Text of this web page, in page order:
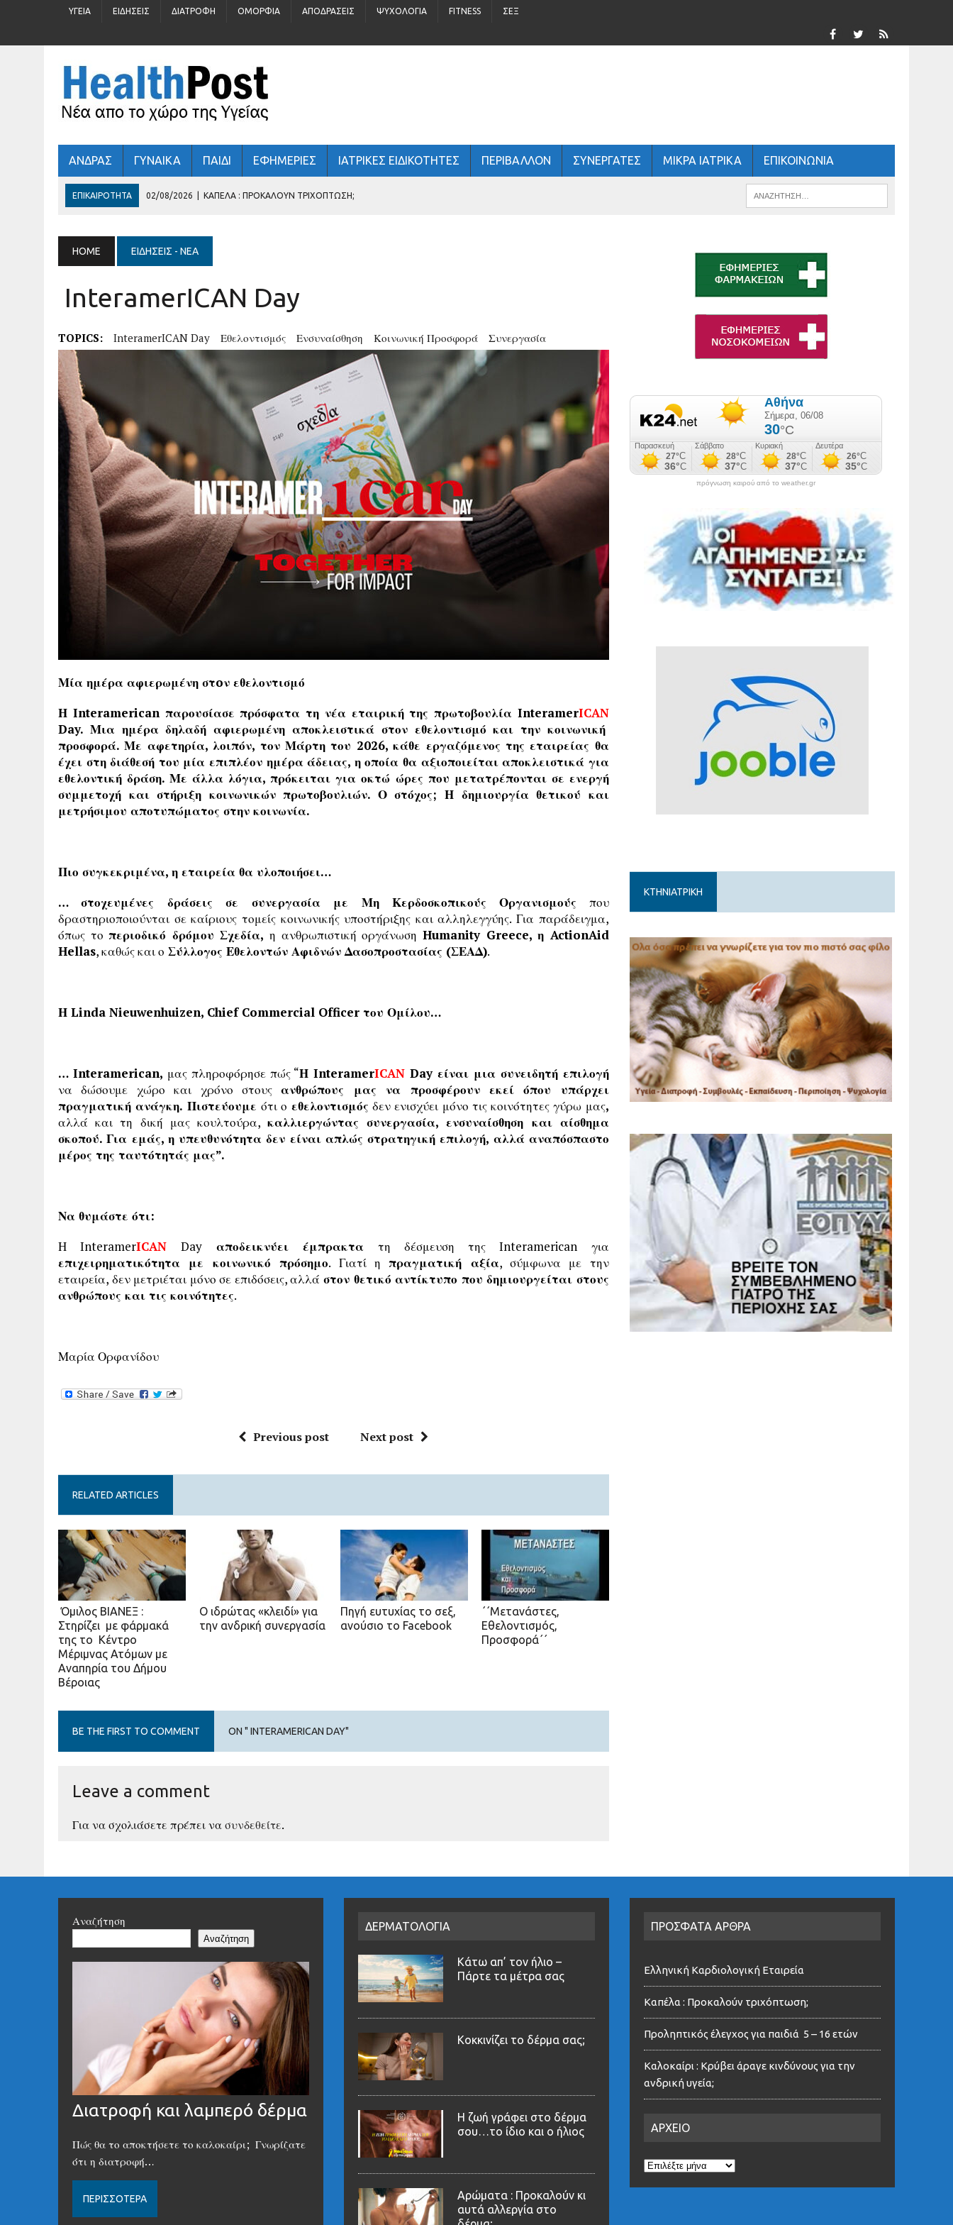
ΥΓΕΊΑ ΕΙΔΉΣΕΙΣ ΔΙΑΤΡΟΦΉ ΟΜΟΡΦΙΆ ΑΠΟΔΡΆΣΕΙΣ ΨΥΧΟΛΟΓΊΑ FITNESS ΣΈΞ
ΑΝΔΡΑΣ ΓΥΝΑΙΚΑ ΠΑΙΔΙ ΕΦΗΜΕΡΙΕΣ ΙΑΤΡΙΚΕΣ ΕΙΔΙΚΟΤΗΤΕΣ ΠΕΡΙΒΆΛΛΟΝ ΣΥΝΕΡΓΑΤΕΣ ΜΙΚΡΑ ΙΑΤΡΙΚΑ ΕΠΙΚΟΙΝΩΝΙΑ
ΕΠΙΚΑΙΡΌΤΗΤΑ 02/08/2026
ΚΑΠΈΛΑ : ΠΡΟΚΑΛΟΎΝ ΤΡΙΧΌΠΤΩΣΗ;
29/07/2026 ΤΊ ΓΥΑΛΙΆ ΗΛΊΟΥ ΦΟΡΆΤΕ;
HOME ΕΙΔΉΣΕΙΣ - ΝΈΑ
InteramerICAN Day
TOPICS: InteramerICAN Day Εθελοντισμός Ενσυναίσθηση Κοινωνική Προσφορά Συνεργασία
Μία ημέρα αφιερωμένη στoν εθελοντισμό
Η Interamerican παρουσίασε πρόσφατα τη νέα εταιρική της πρωτοβουλία InteramerICAN
Day. Μια ημέρα δηλαδή αφιερωμένη αποκλειστικά στον εθελοντισμό και την κοινωνική
προσφορά. Με αφετηρία, λοιπόν, τον Μάρτη του 2026, κάθε εργαζόμενος της εταιρείας θα
έχει στη διάθεσή του μία επιπλέον ημέρα άδειας, η οποία θα αξιοποιείται αποκλειστικά για
εθελοντική δράση. Με άλλα λόγια, πρόκειται για οκτώ ώρες που μετατρέπονται σε ενεργή
συμμετοχή και στήριξη κοινωνικών πρωτοβουλιών. Ο στόχος; Η δημιουργία θετικού και
μετρήσιμου αποτυπώματος στην κοινωνία.
Πιο συγκεκριμένα, η εταιρεία θα υλοποιήσει…
… στοχευμένες δράσεις σε συνεργασία με Μη Κερδοσκοπικούς Οργανισμούς που
δραστηριοποιούνται σε καίριους τομείς κοινωνικής υποστήριξης και αλληλεγγύης. Για παράδειγμα,
όπως τοπεριοδικό δρόμου Σχεδία, η ανθρωπιστική οργάνωση Humanity Greece, η ActionAid
Hellas, καθώς και ο Σύλλογος Εθελοντών Αφιδνών Δασοπροστασίας (ΣΕΑΔ).
Η Linda Nieuwenhuizen, Chief Commercial Officer του Ομίλου…
… Interamerican, μας πληροφόρησε πώς “Η InteramerICAN Day είναι μια συνειδητή επιλογή
να δώσουμε χώρο και χρόνο στουςανθρώπους μας να προσφέρουν εκεί όπου υπάρχει
πραγματική ανάγκη. Πιστεύουμε ότι ο εθελοντισμός δεν ενισχύει μόνο τις κοινότητες γύρω μας,
αλλά και τη δική μας κουλτούρα,καλλιεργώντας συνεργασία, ενσυναίσθηση και αίσθημα
σκοπού. Για εμάς, η υπευθυνότητα δεν είναι απλώς στρατηγική επιλογή, αλλά αναπόσπαστο
μέρος της ταυτότητάς μας”.
Να θυμάστε ότι:
Η InteramerICAN Dayαποδεικνύει έμπρακτα τη δέσμευση της Interamerican για
επιχειρηματικότητα με κοινωνικό πρόσημο. Γιατί ηπραγματική αξία, σύμφωνα με την
εταιρεία, δεν μετριέται μόνο σε επιδόσεις, αλλά στον θετικό αντίκτυπο που δημιουργείται στους
ανθρώπους και τις κοινότητες.
Μαρία Ορφανίδου
Previous post Next post
RELATED ARTICLES
Όμιλος ΒΙΑΝΕΞ :
Στηρίζει με φάρμακά
της το Κέντρο
Μέριμνας Ατόμων με
Αναπηρία του Δήμου
Βέροιας
Ο ιδρώτας «κλειδί» για
την ανδρική συνεργασία
Πηγή ευτυχίας το σεξ,
ανούσιο το Facebook
΄΄Μετανάστες,
Εθελοντισμός,
Προσφορά΄΄
BE THE FIRST TO COMMENT ON " INTERAMERICAN DAY"
Leave a comment
Για να σχολιάσετε πρέπει νασυνδεθείτε.
πρόγνωση καιρού από το weather.gr
ΚΤΗΝΙΑΤΡΙΚΗ
Αναζήτηση
Αναζήτηση
Διατροφή και λαμπερό δέρμα
Πώς θα το αποκτήσετε το καλοκαίρι; Γνωρίζατε
ότι η διατροφή…
ΠΕΡΙΣΣΌΤΕΡΑ
ΔΕΡΜΑΤΟΛΟΓΙΑ
Κάτω απ’ τον ήλιο –
Πάρτε τα μέτρα σας
Κοκκινίζει το δέρμα σας;
Η ζωή γράφει στο δέρμα
σου…το ίδιο και ο ήλιος
Αρώματα : Προκαλούν κι
αυτά αλλεργία στο
ΠΡΟΣΦΑΤΑ ΑΡΘΡΑ
Ελληνική Καρδιολογική Εταιρεία
Καπέλα : Προκαλούν τριχόπτωση;
Προληπτικός έλεγχος για παιδιά 5 – 16 ετών
Καλοκαίρι : Κρύβει άραγε κινδύνους για την
ανδρική υγεία;
ΑΡΧΕΙΟ
ΑΡΧΕΙΟ